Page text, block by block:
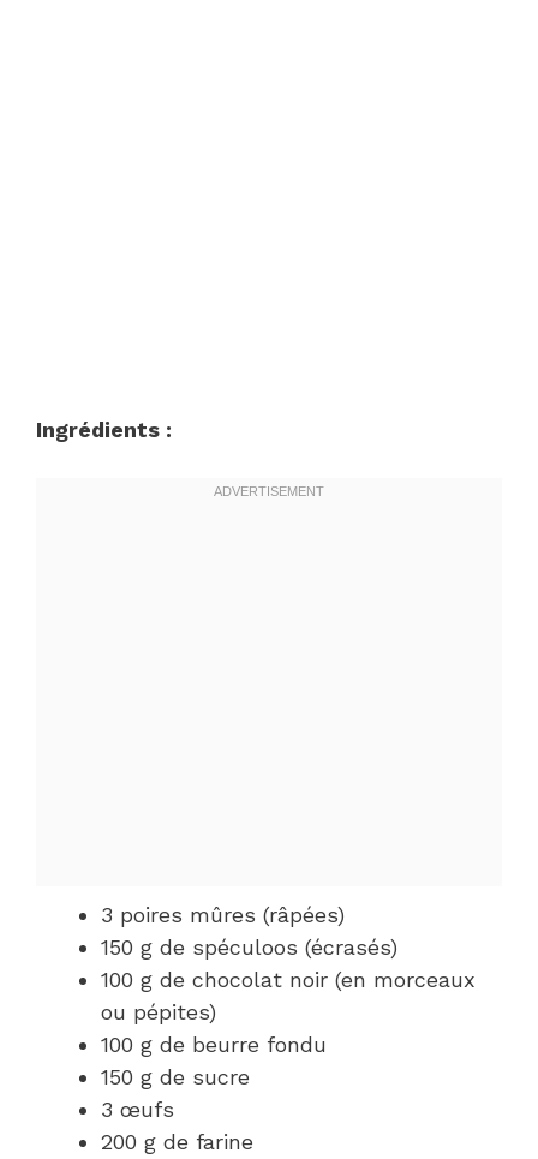
Ingrédients :
3 poires mûres (râpées)
150 g de spéculoos (écrasés)
100 g de chocolat noir (en morceaux
ou pépites)
100 g de beurre fondu
150 g de sucre
3 œufs
200 g de farine